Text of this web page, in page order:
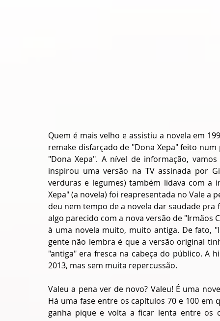
Quem é mais velho e assistiu a novela em
remake disfarçado de "Dona Xepa" feito
"Dona Xepa". A nível de informação,
inspirou uma versão na TV assinada por
verduras e legumes) também lidava com a
Xepa" (a novela) foi reapresentada no Vale a
deu nem tempo de a novela dar saudade pra
algo parecido com a nova versão de "Irmãos
à uma novela muito, muito antiga. De fato,
gente não lembra é que a versão original
"antiga" era fresca na cabeça do público. A
2013, mas sem muita repercussão.
Valeu a pena ver de novo? Valeu! É uma
Há uma fase entre os capítulos 70 e 100 em
ganha pique e volta a ficar lenta entre os